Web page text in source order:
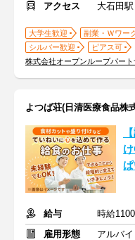
アクセス
大石田駅
大学生歓迎 副業・Ｗワー
シルバー歓迎
ピアス可
株式会社オープンループパー
よつば荘(日清医療食品株
給与
雇用形態
アルバ